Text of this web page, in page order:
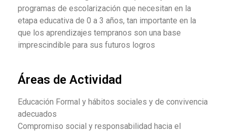
programas de escolarización que necesitan en la
etapa educativa de 0 a 3 años, tan importante en la
que los aprendizajes tempranos son una base
imprescindible para sus futuros logros
Áreas de Actividad
Educación Formal y hábitos sociales y de convivencia
adecuados
Compromiso social y responsabilidad hacia el